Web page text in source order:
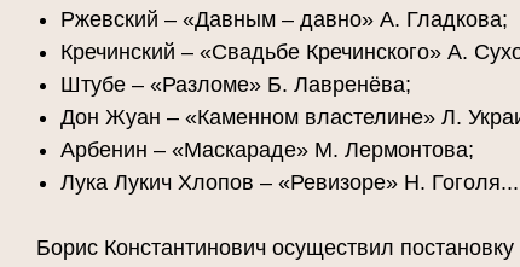
Ржевский – «Давным – давно» А. Гладкова;
Кречинский – «Свадьбе Кречинского» А.
Штубе – «Разломе» Б. Лавренёва;
Дон Жуан – «Каменном властелине» Л.
Арбенин – «Маскараде» М. Лермонтова;
Лука Лукич Хлопов – «Ревизоре» Н. Гоголя...
Борис Константинович осуществил постановку